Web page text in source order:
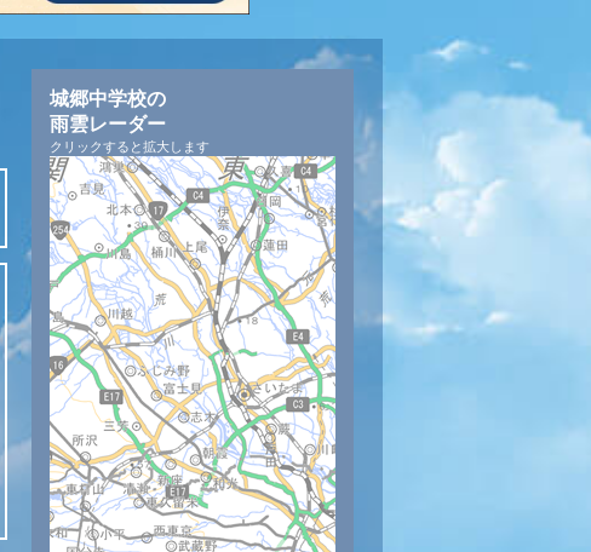
城郷中学校の
雨雲レーダー
クリックすると拡大します